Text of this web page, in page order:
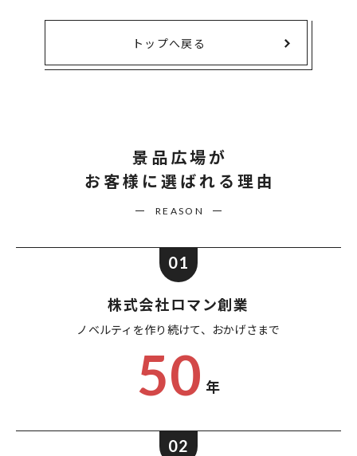
トップへ戻る
景品広場が
お客様に選ばれる理由
REASON
01
株式会社ロマン創業
ノベルティを作り続けて、 おかげさまで
50 年
02